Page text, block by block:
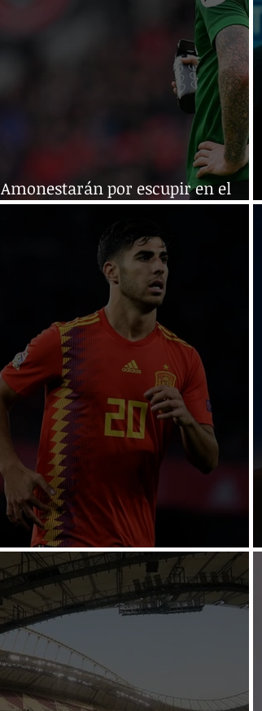
Amonestarán por escupir en el
campo
Derrota España a Alemania